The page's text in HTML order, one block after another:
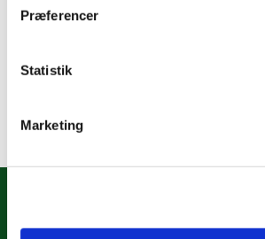
Præferencer
Statistik
Marketing